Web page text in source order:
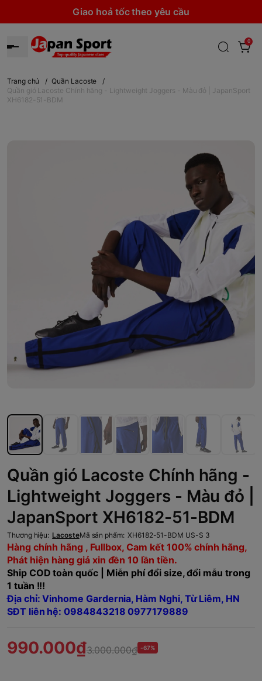
Giao hoả tốc theo yêu cầu
0
Trang chủ / Quần Lacoste
/
Quần gió Lacoste Chính hãng - Lightweight Joggers - Màu đỏ | JapanSport
XH6182-51-BDM
Quần gió Lacoste Chính hãng -
Lightweight Joggers - Màu đỏ |
JapanSport XH6182-51-BDM
Thương hiệu: LacosteMã sản phẩm: XH6182-51-BDM US-S 3
Hàng chính hãng , Fullbox, Cam kết 100% chính hãng,
Phát hiện hàng giả xin đền 10 lần tiền.
Ship COD toàn quốc | Miễn phí đổi size, đổi mẫu trong
1 tuần !!!
Địa chỉ: Vinhome Gardernia, Hàm Nghi, Từ Liêm, HN
SĐT liên hệ: 0984843218 0977179889
990.000₫3.000.000₫ -67%